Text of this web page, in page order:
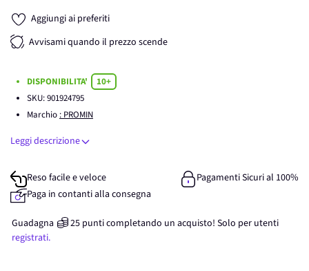
Aggiungi ai preferiti
Avvisami quando il prezzo scende
DISPONIBILITA'
10+
SKU:901924795
Marchio : PROMIN
Leggi descrizione
Reso facile e veloce
Pagamenti Sicuri al 100%
Paga in contanti alla consegna
Guadagna 25 punticompletando un acquisto! Solo per utenti
registrati.